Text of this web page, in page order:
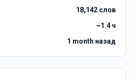
18,142 слов
~1.4 ч
1 month назад